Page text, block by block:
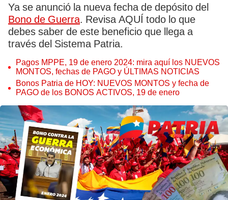
Ya se anunció la nueva fecha de depósito del
Bono de Guerra. Revisa AQUÍ todo lo que
debes saber de este beneficio que llega a
través del Sistema Patria.
Pagos MPPE, 19 de enero 2024: mira aquí los NUEVOS
MONTOS, fechas de PAGO y ÚLTIMAS NOTICIAS
Bonos Patria de HOY: NUEVOS MONTOS y fecha de
PAGO de los BONOS ACTIVOS, 19 de enero